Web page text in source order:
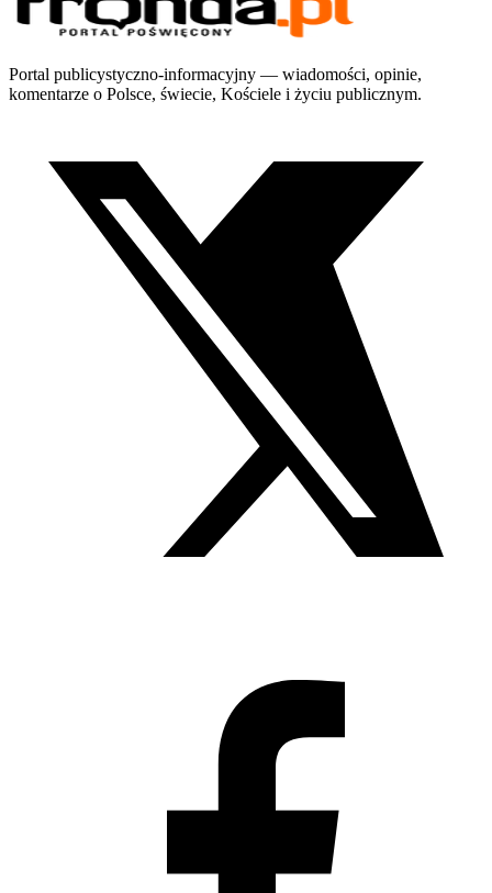
Portal publicystyczno-informacyjny — wiadomości, opinie,
komentarze o Polsce, świecie, Kościele i życiu publicznym.